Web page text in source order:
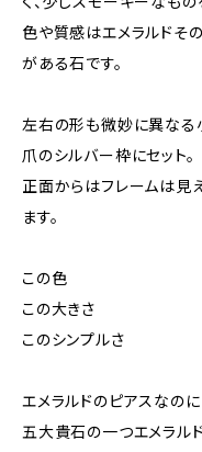
色や質感はエメラルドそ
がある石です。
左右の形も微妙に異なる
爪のシルバー枠にセット。
正面からはフレームは見
ます。
この色
この大きさ
このシンプルさ
エメラルドのピアスなの
五大貴石の一つエメラル